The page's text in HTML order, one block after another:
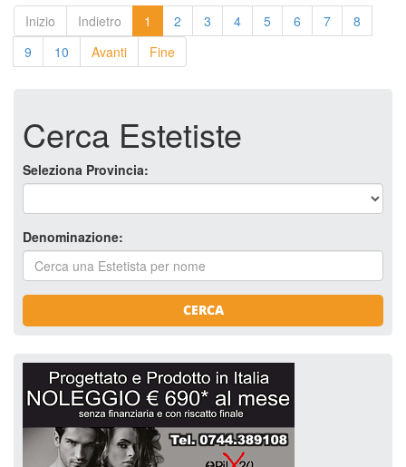
Inizio Indietro 1 2 3 4 5 6 7
8
9
10 Avanti Fine
Cerca Estetiste
Seleziona Provincia:
Denominazione:
CERCA